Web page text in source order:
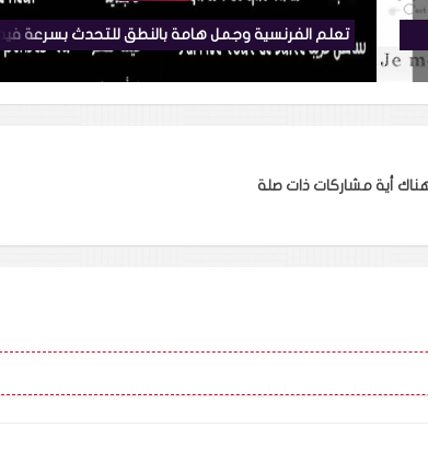
أية مشاركات ذات صلة